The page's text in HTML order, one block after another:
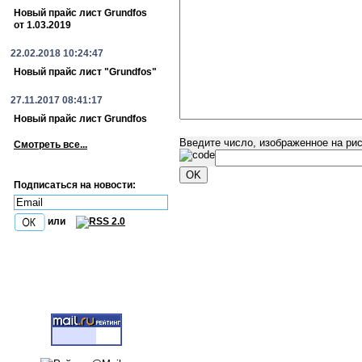
Новый прайс лист Grundfos
от 1.03.2019
22.02.2018 10:24:47
Новый прайс лист "Grundfos"
27.11.2017 08:41:17
Новый прайс лист Grundfos
Смотреть все...
Подписаться на новости:
или
Введите число, изображенное на